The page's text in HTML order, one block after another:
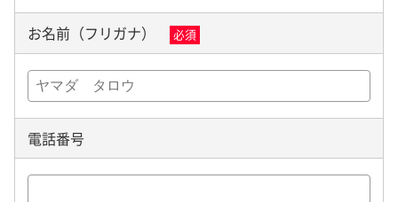
お名前（フリガナ） 必須
電話番号